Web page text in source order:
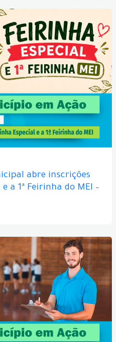
abre inscrições
a 1ª Feirinha do MEI –